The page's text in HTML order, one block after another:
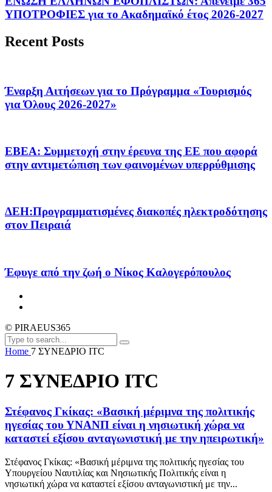
ΥΠΟΤΡΟΦΙΕΣ για το Ακαδημαϊκό έτος 2026-2027
Recent Posts
Έναρξη Αιτήσεων για το Πρόγραμμα «Τουρισμός
για Όλους 2026-2027»
ΕΒΕΑ: Συμμετοχή στην έρευνα της ΕΕ που αφορά
στην αντιμετώπιση των φαινομένων υπερρύθμισης
ΔΕΗ:Προγραμματισμένες διακοπές ηλεκτροδότησης
στον Πειραιά
Έφυγε από την ζωή ο Νίκος Καλογερόπουλος
© PIRAEUS365
Home 7 ΣΥΝΕΔΡΙΟ ITC
7 ΣΥΝΕΔΡΙΟ ITC
Στέφανος Γκίκας: «Βασική μέριμνα της πολιτικής
ηγεσίας του ΥΝΑΝΠ είναι η νησιωτική χώρα να
καταστεί εξίσου ανταγωνιστική με την ηπειρωτική»
Στέφανος Γκίκας: «Βασική μέριμνα της πολιτικής ηγεσίας του
Υπουργείου Ναυτιλίας και Νησιωτικής Πολιτικής είναι η
νησιωτική χώρα να καταστεί εξίσου ανταγωνιστική με την...